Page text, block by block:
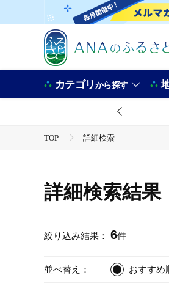
カテゴリから探す
TOP 詳細検索
詳細検索結果
絞り込み結果： 6件
並べ替え： おすすめ